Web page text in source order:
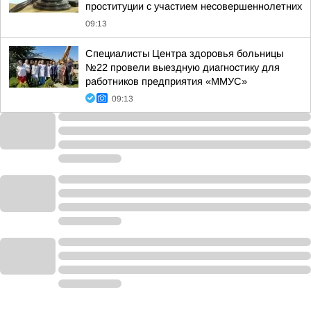
проституции с участием несовершеннолетних
09:13
Специалисты Центра здоровья больницы
№22 провели выездную диагностику для
работников предприятия «ММУС»
09:13